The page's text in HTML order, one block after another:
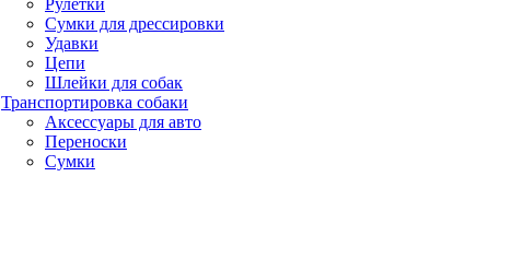
Рулетки
Сумки для дрессировки
Удавки
Цепи
Шлейки для собак
Транспортировка собаки
Аксессуары для авто
Переноски
Сумки